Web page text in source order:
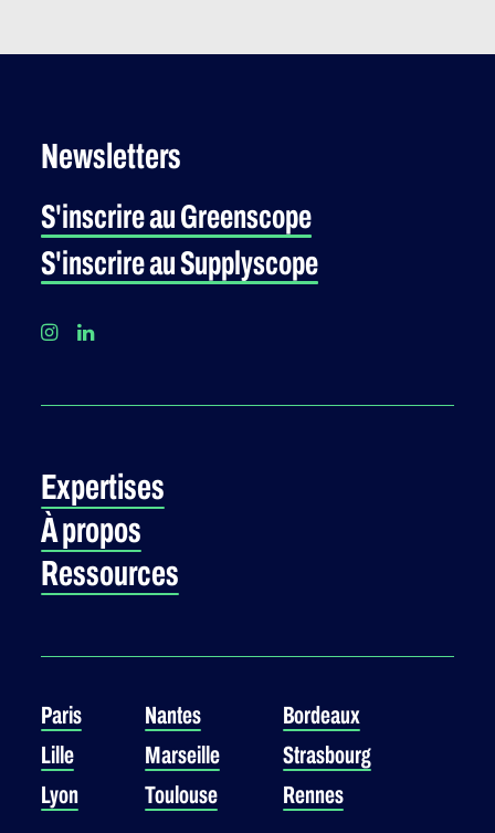
Newsletters
S'inscrire au Greenscope
S'inscrire au Supplyscope
Expertises
À propos
Ressources
Paris
Lille
Lyon
Nantes
Marseille
Toulouse
Bordeaux
Strasbourg
Rennes